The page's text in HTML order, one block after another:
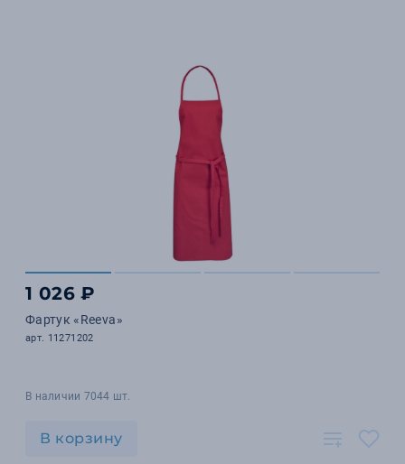
1 026 ₽
Фартук «Reeva»
арт. 11271202
В наличии 7044 шт.
В корзину